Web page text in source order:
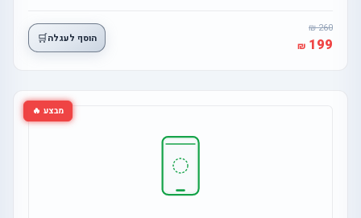
260
199 הוסף לעגלה🛒
מבצע 🔥